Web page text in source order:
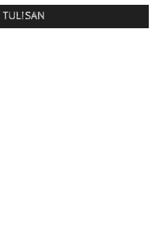
TULISAN